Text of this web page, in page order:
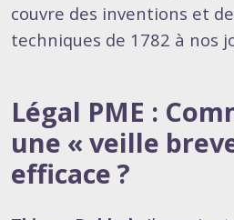
couvre des inventions et
techniques de 1782 à nos
Légal PME :
une « veille
efficace ?